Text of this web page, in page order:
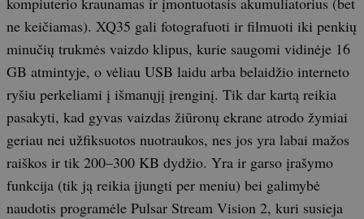
ne keičiamas). XQ35 gali fotografuoti ir filmuoti iki penkių
minučių trukmės vaizdo klipus, kurie saugomi vidinėje 16
GB atmintyje, o vėliau USB laidu arba belaidžio interneto
ryšiu perkeliami į išmanųjį įrenginį. Tik dar kartą reikia
pasakyti, kad gyvas vaizdas žiūronų ekrane atrodo žymiai
geriau nei užfiksuotos nuotraukos, nes jos yra labai mažos
raiškos ir tik 200–300 KB dydžio. Yra ir garso įrašymo
funkcija (tik ją reikia įjungti per meniu) bei galimybė
naudotis programėle Pulsar Stream Vision 2, kuri susieja